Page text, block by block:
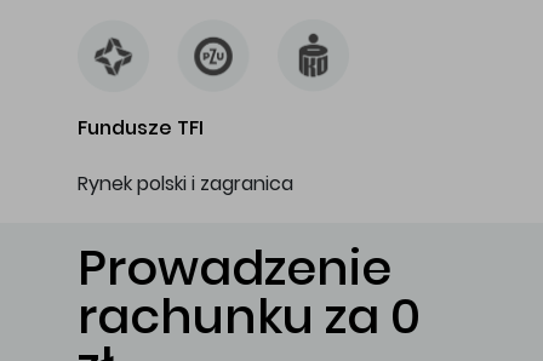
Fundusze TFI
Rynek polski i zagranica
Prowadzenie
rachunku za 0